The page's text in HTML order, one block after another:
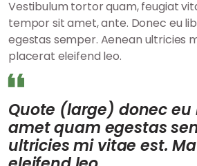
Vestibulum tortor quam, feugiat
tempor sit amet, ante. Donec eu
egestas semper. Aenean ultricies
placerat eleifend leo.
Quote (large) donec eu
amet quam egestas
ultricies mi vitae est.